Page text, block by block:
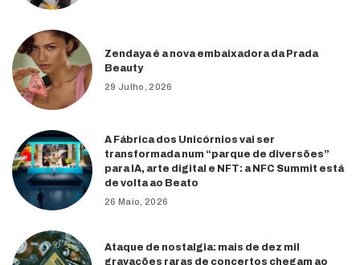
Zendaya é a nova embaixadora da Prada
Beauty
29 Julho, 2026
A Fábrica dos Unicórnios vai ser
transformada num “parque de diversões”
para IA, arte digital e NFT: a NFC Summit está
de volta ao Beato
26 Maio, 2026
Ataque de nostalgia: mais de dez mil
gravações raras de concertos chegam ao